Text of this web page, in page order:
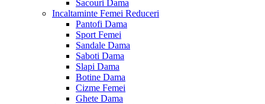
Sacouri Dama
Incaltaminte Femei Reduceri
Pantofi Dama
Sport Femei
Sandale Dama
Saboti Dama
Slapi Dama
Botine Dama
Cizme Femei
Ghete Dama